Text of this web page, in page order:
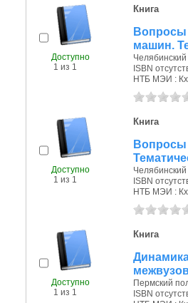
Доступно
1 из 1
Книга
машин.
Челябинский
ISBN
НТБ МЭИ : Кх
Доступно
1 из 1
Книга
Вопросы
Челябинский
ISBN
НТБ МЭИ : Кх
Доступно
1 из 1
Книга
Пермский
ISBN